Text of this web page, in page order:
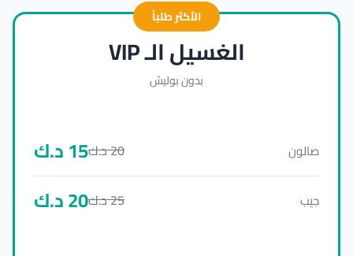
الأكثر طلباً
الغسيل الـ VIP
بدون بوليش
صالون 20د.ك15د.ك
جيب 25د.ك20د.ك